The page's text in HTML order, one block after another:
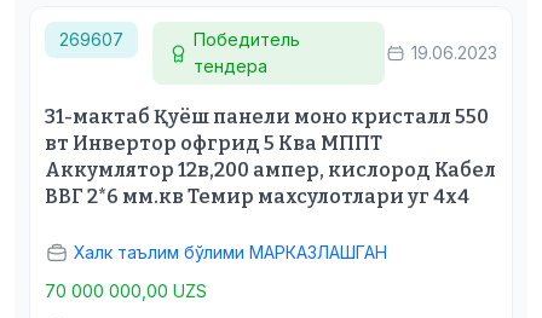
269607
Победитель
тендера
19.06.2023
31-мактаб Қуёш панели моно кристалл 550
вт Инвертор офгрид 5 Ква МППТ
Аккумлятор 12в,200 ампер, кислород Кабел
ВВГ 2*6 мм.кв Темир махсулотлари уг 4х4
Халк таълим бўлими МАРКАЗЛАШГАН
70 000 000,00 UZS